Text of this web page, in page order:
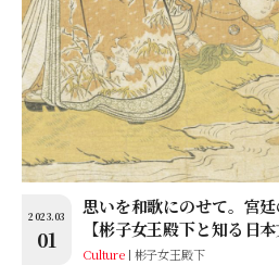
2023.03
01
思いを和歌にのせて。宮
【彬子女王殿下と知る日本
Culture 彬子女王殿下